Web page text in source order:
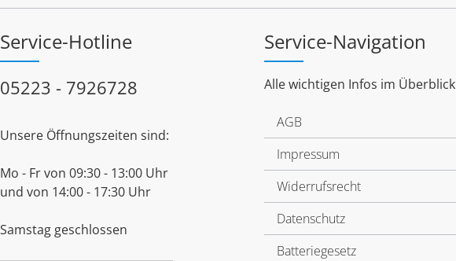
Service-Hotline
05223 - 7926728
Unsere Öffnungszeiten sind:
Mo - Fr von 09:30 - 13:00 Uhr
und von 14:00 - 17:30 Uhr
Samstag geschlossen
Service-Navigation
Alle wichtigen Infos im Überblick
AGB
Impressum
Widerrufsrecht
Datenschutz
Batteriegesetz